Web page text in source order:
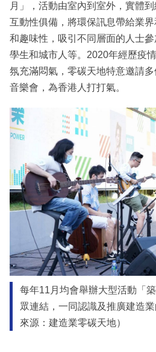
月」，活動由室內到室外，實體
互動性俱備，將環保訊息帶給業
和趣味性，吸引不同層面的人士
學生和城市人等。2020年經歷疫
氛充滿悶氣，零碳天地特意邀請
音樂會，為香港人打打氣。
每年11月均會舉辦大型活動「
眾連結，一同認識及推廣建造
來源：建造業零碳天地）